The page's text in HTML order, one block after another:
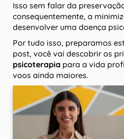
Isso sem falar da
consequentemente, a
desenvolver uma doença
Por tudo isso, preparamos
post, você vai descobrir os
psicoterapia para a vida
voos ainda maiores.